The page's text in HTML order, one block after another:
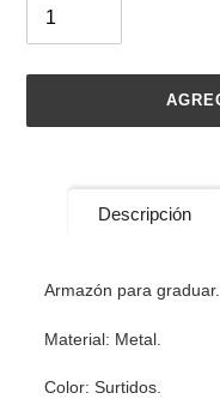
carrito
compra
Descripción
Armazón para graduar.
Material: Metal.
Color: Surtidos.